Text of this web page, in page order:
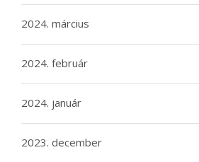
2024. március
2024. február
2024. január
2023. december